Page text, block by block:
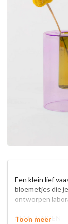
Een klein lief
bloemetjes die
ontworpen
AFMETINGEN
Toon meer